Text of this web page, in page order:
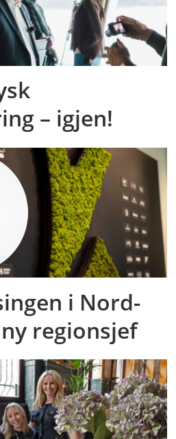
– igjen!
i Nord-
regionsjef